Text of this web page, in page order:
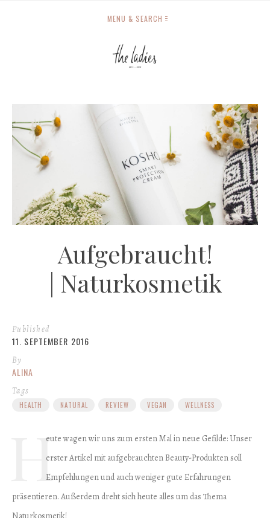
MENU & SEARCH
Aufgebraucht!
| Naturkosmetik
Published
11. SEPTEMBER 2016
By
ALINA
Tags
HEALTH NATURAL REVIEW VEGAN WELLNESS
H
eute wagen wir uns zum ersten Mal in neue Gefilde: Unser
erster Artikel mit aufgebrauchten Beauty-Produkten soll
Empfehlungen und auch weniger gute Erfahrungen
präsentieren. Außerdem dreht sich heute alles um das Thema